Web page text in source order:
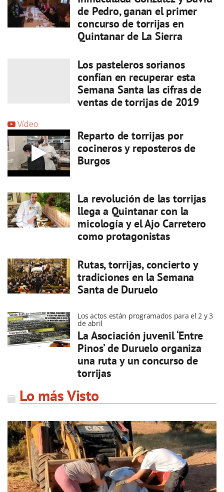
de Pedro, ganan el primer
concurso de torrijas en
Quintanar de La Sierra
Los pasteleros sorianos
confían en recuperar esta
Semana Santa las cifras de
ventas de torrijas de 2019
Vídeo
Reparto de torrijas por
cocineros y reposteros de
Burgos
La revolución de las torrijas
llega a Quintanar con la
micología y el Ajo Carretero
como protagonistas
Rutas, torrijas, concierto y
tradiciones en la Semana
Santa de Duruelo
Los actos están programados para el 2 y 3
de abril
La Asociación juvenil ‘Entre
Pinos’ de Duruelo organiza
una ruta y un concurso de
torrijas
Lo más Visto